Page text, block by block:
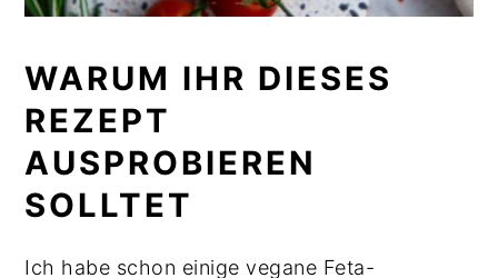
WARUM IHR DIESES
REZEPT
AUSPROBIEREN
SOLLTET
Ich habe schon einige vegane Feta-